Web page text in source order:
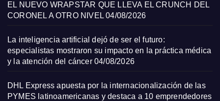
EL NUEVO WRAPSTAR QUE LLEVA EL CRUNCH DEL
CORONEL A OTRO NIVEL 04/08/2026
La inteligencia artificial dejó de ser el futuro:
especialistas mostraron su impacto en la práctica médica
y la atención del cáncer 04/08/2026
DHL Express apuesta por la internacionalización de las
PYMES latinoamericanas y destaca a 10 emprendedores